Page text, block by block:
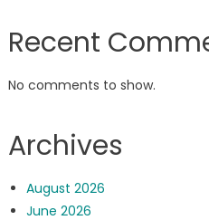
Recent
No comments to show.
Archives
August 2026
June 2026